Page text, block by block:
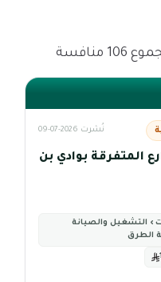
نُشرت 2026-07-09
المتفرقة بوادي بن
› التشغيل والصيانة
الطرق